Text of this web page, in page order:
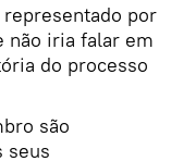
por
não iria falar em
do processo
são
seus